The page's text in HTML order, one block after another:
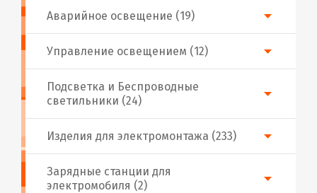
Аварийное освещение (19)
Подсветка и Беспроводные
светильники (24)
Изделия для электромонтажа (233)
Управление освещением (12)
Зарядные станции для
электромобиля (2)